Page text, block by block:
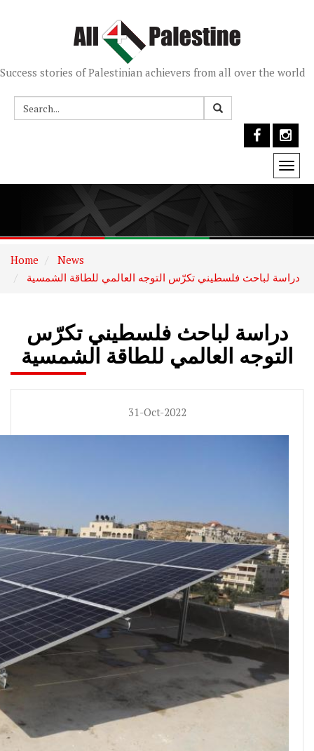
Success stories of Palestinian achievers from all over the world
Home
News
دراسة لباحث فلسطيني تكرّس التوجه العالمي للطاقة الشمسية
دراسة لباحث فلسطيني تكرّس
التوجه العالمي للطاقة الشمسية
31-Oct-2022